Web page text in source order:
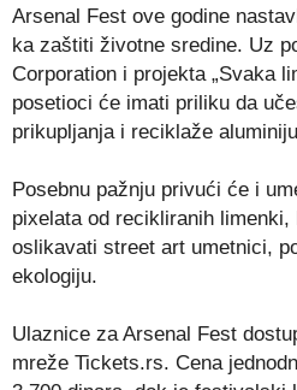
Arsenal Fest ove godine
ka zaštiti životne sredine. Uz
Corporation i projekta „Svaka
posetioci će imati priliku da
prikupljanja i reciklaže
Posebnu pažnju privući će i
pixelata od recikliranih
oslikavati street art umetnici,
ekologiju.
Ulaznice za Arsenal Fest
mreže Tickets.rs. Cena